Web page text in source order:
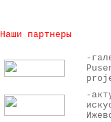
Наши партнеры
-
-